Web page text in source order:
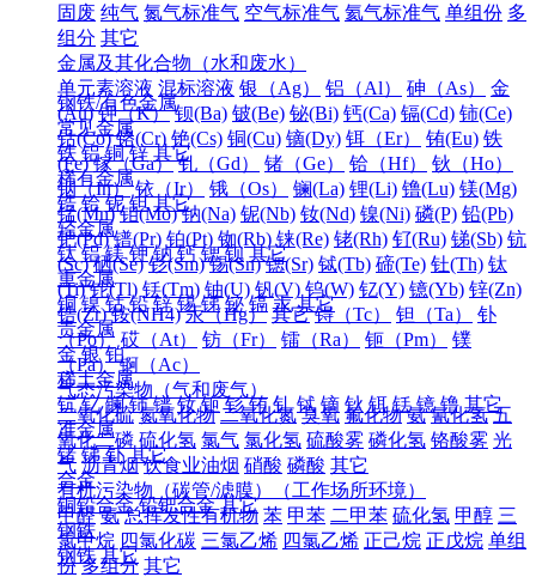
固废 纯气 氮气标准气 空气标准气 氦气标准气 单组份 多
组分 其它
金属及其化合物（水和废水）
单元素溶液 混标溶液 银（Ag） 铝（Al） 砷（As）
金
(Au) 钾（K） 钡(Ba) 铍(Be) 铋(Bi) 钙(Ca) 镉(Cd) 铈(Ce)
钴(Co) 铬(Cr) 铯(Cs) 铜(Cu) 镝(Dy) 铒（Er） 铕(Eu) 铁
(Fe) 镓（Ga） 钆（Gd） 锗（Ge） 铪（Hf）
钬（Ho）
铟（In） 铱（Ir） 锇（Os） 镧(La) 锂(Li) 镥(Lu) 镁(Mg)
锰(Mn) 钼(Mo) 钠(Na) 铌(Nb) 钕(Nd) 镍(Ni) 磷(P) 铅(Pb)
钯(Pd) 镨(Pr) 铂(Pt) 铷(Rb) 铼(Re) 铑(Rh) 钌(Ru) 锑(Sb) 钪
(Sc) 硒(Se) 钐(Sm) 锡(Sn) 锶(Sr) 铽(Tb) 碲(Te) 钍(Th) 钛
(Ti) 铊(Tl) 铥(Tm) 铀(U) 钒(V) 钨(W) 钇(Y) 镱(Yb) 锌(Zn)
锆(Zr) 铵(NH4) 汞（Hg） 其它 锝（Tc） 钽（Ta）
钋
（Po） 砹（At） 钫（Fr） 镭（Ra） 钷（Pm）
镤
（Pa） 锕（Ac）
气态污染物（气和废气）
二氧化硫 氮氧化物 二氧化氮 臭氧 氟化物 氨 氰化氢 五
氧化二磷 硫化氢 氯气 氯化氢 硫酸雾 磷化氢 铬酸雾 光
气 沥青烟 饮食业油烟 硝酸 磷酸 其它
有机污染物（碳管/滤膜）（工作场所环境）
甲醛 氨 总挥发性有机物 苯 甲苯 二甲苯 硫化氢 甲醇 三
氯甲烷 四氯化碳 三氯乙烯 四氯乙烯 正己烷 正戊烷 单组
份 多组分 其它
钢铁/有色金属
常见金属
铁 铝 铜 锌 其它
稀有金属
锆 铪 铌 钽 其它
轻金属
钛 铝 镁 钾 钠 钙 锶 钡 其它
重金属
铜 镍 钴 铅 锌 锡 锑 铋 镉 汞 其它
贵金属
金 银 铂
稀土金属
钪 钇 镧 铈 镨 钕 钷 钐 铕 钆 铽 镝 钬 铒 铥 镱 镥 其它
准金属
锗 锑 钋 其它
合金
铜铅合金 铅钯合金 其它
钢铁
钢铁 其它